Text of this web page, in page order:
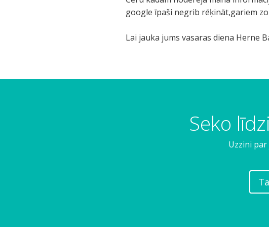
google īpaši negrib rēķināt,gariem
Lai jauka jums vasaras diena Herne
Seko
Uzzini